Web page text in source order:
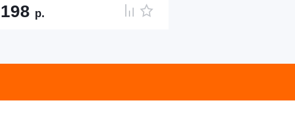
198 р.